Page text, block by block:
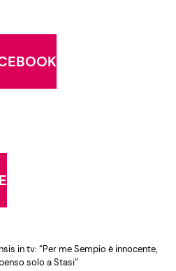
in tv: “Per me Sempio è innocente,
solo a Stasi”